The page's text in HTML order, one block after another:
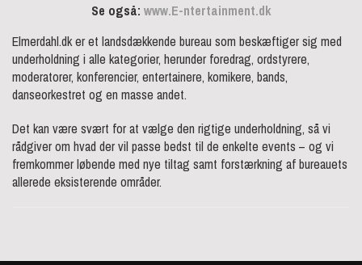
Se også: www.E-ntertainment.dk
Elmerdahl.dk er et landsdækkende bureau som beskæftiger sig med
underholdning i alle kategorier, herunder foredrag, ordstyrere,
moderatorer, konferencier, entertainere, komikere, bands,
danseorkestret og en masse andet.
Det kan være svært for at vælge den rigtige underholdning, så vi
rådgiver om hvad der vil passe bedst til de enkelte events – og vi
fremkommer løbende med nye tiltag samt forstærkning af bureauets
allerede eksisterende områder.